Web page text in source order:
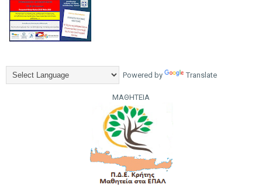
Powered by Translate
ΜΑΘΗΤΕΙΑ